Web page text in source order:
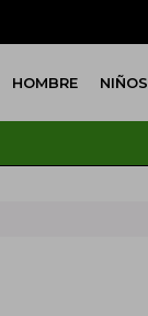
HOMBRE NIÑOS